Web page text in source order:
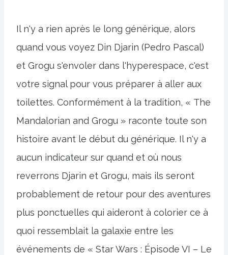
Il n'y a rien après le long générique, alors
quand vous voyez Din Djarin (Pedro Pascal)
et Grogu s'envoler dans l'hyperespace, c'est
votre signal pour vous préparer à aller aux
toilettes. Conformément à la tradition, « The
Mandalorian and Grogu » raconte toute son
histoire avant le début du générique. Il n'y a
aucun indicateur sur quand et où nous
reverrons Djarin et Grogu, mais ils seront
probablement de retour pour des aventures
plus ponctuelles qui aideront à colorier ce à
quoi ressemblait la galaxie entre les
événements de « Star Wars : Épisode VI – Le